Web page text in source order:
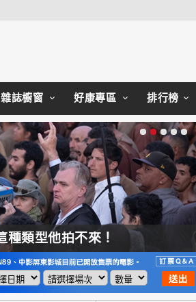
雜誌櫥窗 好康專區 排行榜
類型他拍不來！